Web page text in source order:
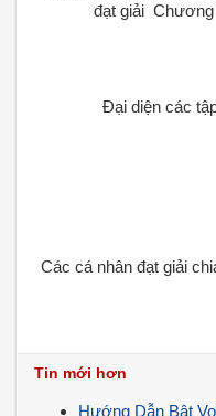
đạt giải Chương
Đại diện các
Các cá nhân đạt giải
Tin mới hơn
Hướng Dẫn Bật